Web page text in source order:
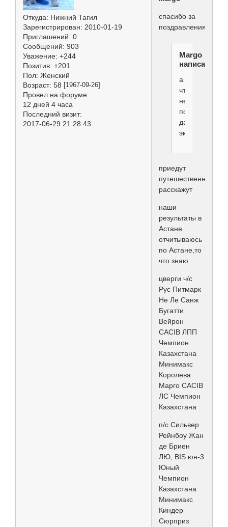
Откуда: Нижний Тагил
Зарегистрирован: 2010-01-19
Приглашений: 0
Сообщений: 903
Уважение: +244
Позитив: +201
Пол: Женский
Возраст: 58 [1967-09-26]
Провел на форуме:
12 дней 4 часа
Последний визит:
2017-06-29 21:28:43
спасибо за
поздравления!
Margo
написал(а):
а
что
не
понравилось
данному
эксперту?
приедут
путешественницы-
расскажут
наши
результаты в
Астане
отчитываюсь
по Астане,то
что знаю
цверги ч/с
Рус Питмарк
Не Ле Санж
Бугатти
Вейрон
CACIB ЛПП
Чемпион
Казахстана
Минимакс
Королева
Марго CACIB
ЛС Чемпион
Казахстана
п/с Сильвер
Рейнбоу Жан
де Бриен
ЛЮ, BIS юн-3
Юный
Чемпион
Казахстана
Минимакс
Киндер
Сюрприз